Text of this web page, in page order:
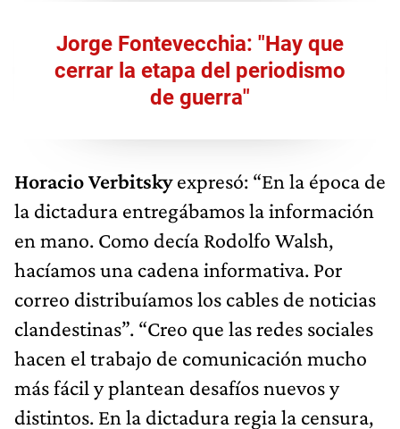
Jorge Fontevecchia: "Hay que
cerrar la etapa del periodismo
de guerra"
Horacio Verbitskyexpresó: “En la época de
la dictadura entregábamos la información
en mano. Como decía Rodolfo Walsh,
hacíamos una cadena informativa. Por
correo distribuíamos los cables de noticias
clandestinas”. “Creo que las redes sociales
hacen el trabajo de comunicación mucho
más fácil y plantean desafíos nuevos y
distintos. En la dictadura regia la censura,